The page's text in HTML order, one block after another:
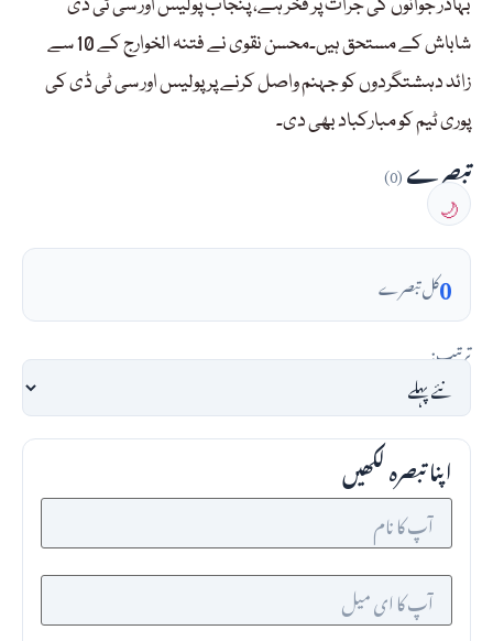
شاباش کے مستحق ہیں۔محسن نقوی نے فتنہ الخوارج کے 10 سے
زائد دہشتگردوں کو جہنم واصل کرنے پر پولیس اور سی ٹی ڈی کی
پوری ٹیم کو مبارکباد بھی دی۔
تبصرے(0)
🌙
0کل تبصرے
ترتیب:
اپنا تبصرہ لکھیں